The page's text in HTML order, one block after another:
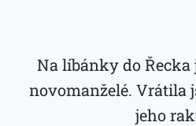
Na líbánky do Řecka
novomanželé. Vrátila
jeho